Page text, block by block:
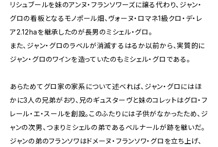
リシュブールを妹のアンヌ・フランソワーズに譲る代わり、ジャン・
グロの看板となるモノポール畑、ヴォーヌ・ロマネ1級クロ・デ・レ
ア2.12haを継承したのが長男のミシェル・グロ。
また、ジャン・グロのラベルが消滅するはるか以前から、実質的に
ジャン・グロのワインを造っていたのもミシェル・グロである。
あらためてグロ家の家系について述べれば、ジャン・グロにはほ
かに3人の兄弟がおり、兄のギュスターヴと妹のコレットはグロ・フ
レール・エ・スールを創設。このふたりには子供がなかったため、ジ
ャンの次男、つまりミシェルの弟であるベルナールが跡を継いだ。
ジャンの弟のフランソワはドメーヌ・フランソワ・グロを立ち上げ、